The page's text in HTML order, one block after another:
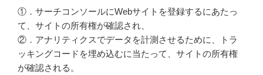
①．サーチコンソールにWebサイトを登録するにあたっ
て、サイトの所有権が確認され、
②．アナリティクスでデータを計測させるために、トラ
ッキングコードを埋め込むに当たって、サイトの所有権
が確認される。